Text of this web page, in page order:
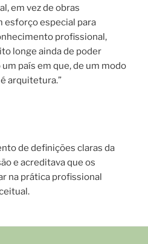
em vez de obras
esforço especial para
profissional,
longe ainda de poder
país em que, de um modo
arquitetura.”
de definições claras da
e acreditava que os
na prática profissional